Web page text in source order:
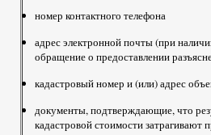
номер контактного телефона
адрес электронной почты (при
обращение о предоставлении
кадастровый номер и (или) адрес
документы, подтверждающие, что
кадастровой стоимости затрагивают